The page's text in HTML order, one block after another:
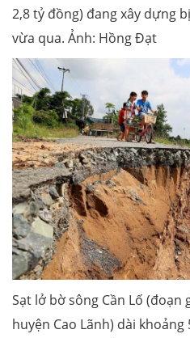
2,8 tỷ đồng) đang xây dựng
vừa qua. Ảnh: Hồng Đạt
Sạt lở bờ sông Cần Lố (đoạn
huyện Cao Lãnh) dài